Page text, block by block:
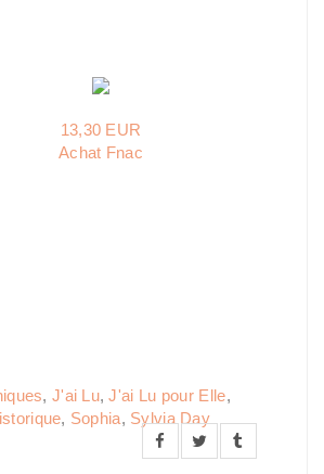
13,30 EUR
Achat Fnac
, J'ai Lu,J'ai Lu pour Elle,
, Sophia, Sylvia Day